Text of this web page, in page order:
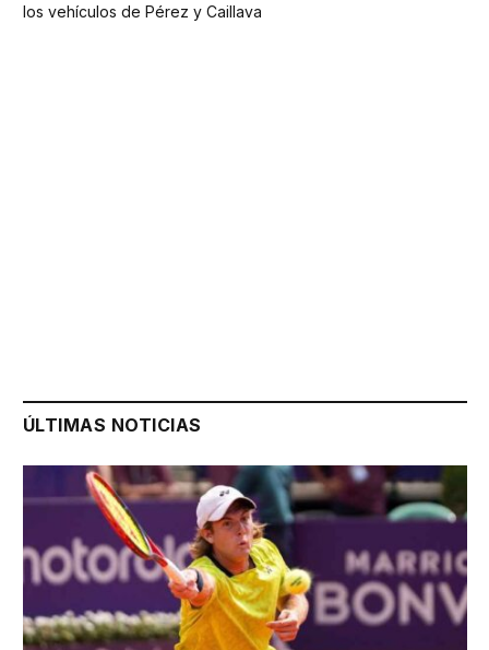
los vehículos de Pérez y Caillava
ÚLTIMAS NOTICIAS